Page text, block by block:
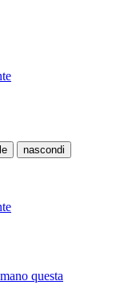
nascondi
questa